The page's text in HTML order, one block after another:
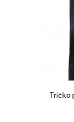
Tričko